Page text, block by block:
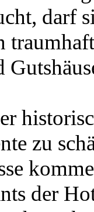
darf
zu
der